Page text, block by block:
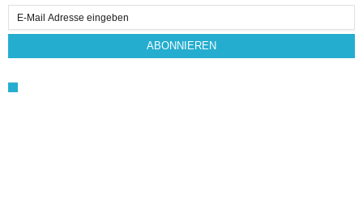
Email
Subscription
ABONNIEREN